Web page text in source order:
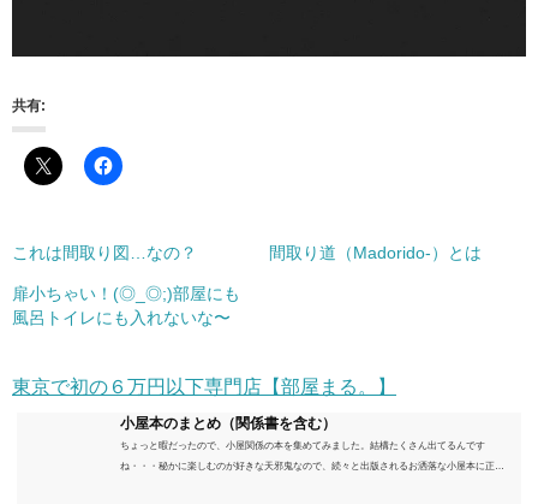
共有:
これは間取り図…なの？ 間取り道（Madorido-）とは
扉小ちゃい！(◎_◎;)部屋にも
風呂トイレにも入れないな〜
東京で初の６万円以下専門店【部屋まる。】
小屋本のまとめ（関係書を含む）
ちょっと暇だったので、小屋関係の本を集めてみました。結構たくさん出てるんです
ね・・・秘かに楽しむのが好きな天邪鬼なので、続々と出版されるお洒落な小屋本に正直